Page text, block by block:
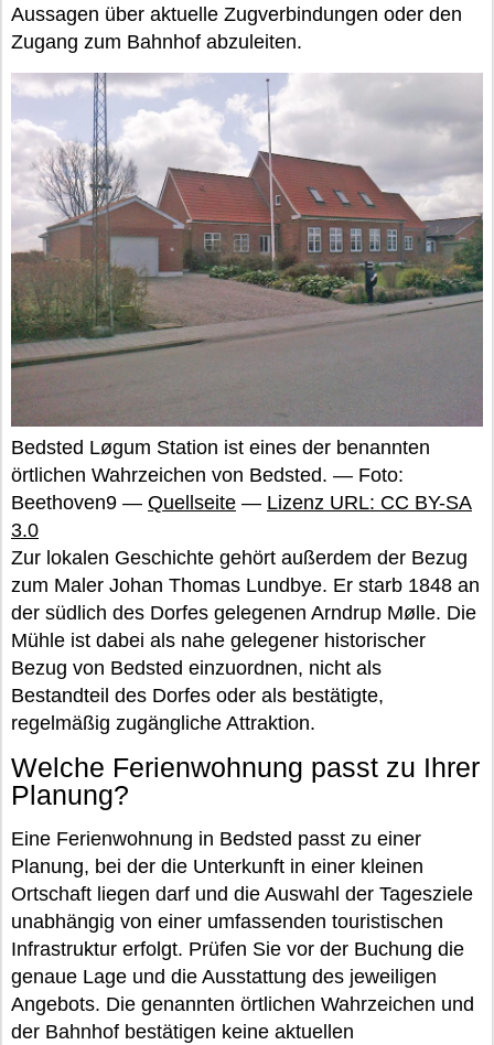
Aussagen über aktuelle Zugverbindungen oder den
Zugang zum Bahnhof abzuleiten.
Bedsted Løgum Station ist eines der benannten
örtlichen Wahrzeichen von Bedsted. — Foto:
Beethoven9 — Quellseite — Lizenz URL: CC BY-SA
3.0
Zur lokalen Geschichte gehört außerdem der Bezug
zum Maler Johan Thomas Lundbye. Er starb 1848 an
der südlich des Dorfes gelegenen Arndrup Mølle. Die
Mühle ist dabei als nahe gelegener historischer
Bezug von Bedsted einzuordnen, nicht als
Bestandteil des Dorfes oder als bestätigte,
regelmäßig zugängliche Attraktion.
Welche Ferienwohnung passt zu Ihrer
Planung?
Eine Ferienwohnung in Bedsted passt zu einer
Planung, bei der die Unterkunft in einer kleinen
Ortschaft liegen darf und die Auswahl der Tagesziele
unabhängig von einer umfassenden touristischen
Infrastruktur erfolgt. Prüfen Sie vor der Buchung die
genaue Lage und die Ausstattung des jeweiligen
Angebots. Die genannten örtlichen Wahrzeichen und
der Bahnhof bestätigen keine aktuellen